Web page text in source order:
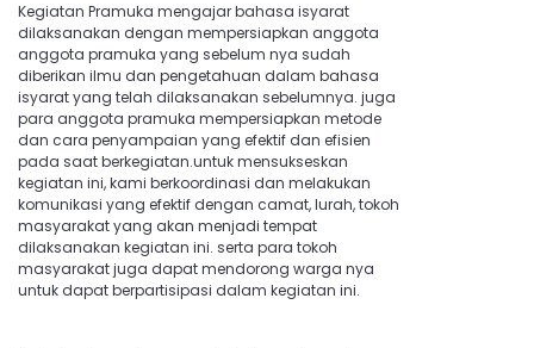
Kegiatan Pramuka mengajar bahasa isyarat
dilaksanakan dengan mempersiapkan anggota
anggota pramuka yang sebelum nya sudah
diberikan ilmu dan pengetahuan dalam bahasa
isyarat yang telah dilaksanakan sebelumnya. juga
para anggota pramuka mempersiapkan metode
dan cara penyampaian yang efektif dan efisien
pada saat berkegiatan.untuk mensukseskan
kegiatan ini, kami berkoordinasi dan melakukan
komunikasi yang efektif dengan camat, lurah, tokoh
masyarakat yang akan menjadi tempat
dilaksanakan kegiatan ini. serta para tokoh
masyarakat juga dapat mendorong warga nya
untuk dapat berpartisipasi dalam kegiatan ini.